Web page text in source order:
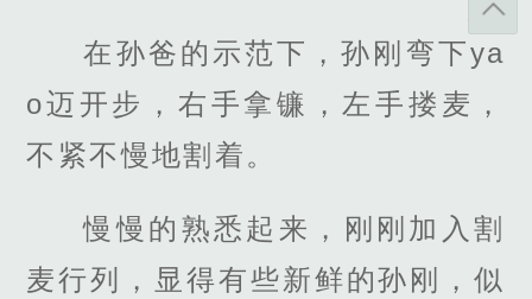
在孙爸的示范下，孙刚弯下ya
o迈开步，右手拿镰，左手搂麦，
不紧不慢地割着。
慢慢的熟悉起来，刚刚加入割
麦行列，显得有些新鲜的孙刚，似